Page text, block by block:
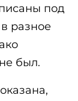
под
разное
был.